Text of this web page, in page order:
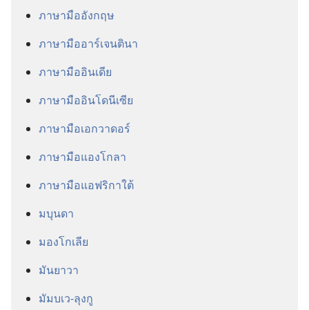
ภาษา​มือ​อังกฤษ
ภาษา​มือ​อาร์เจนตินา
ภาษา​มือ​อินเดีย
ภาษา​มือ​อินโดนีเซีย
ภาษา​มือ​เอกวาดอร์
ภาษา​มือ​แองโกลา
ภาษา​มือ​แอฟริกาใต้
มบุนดา
มองโกเลีย
มันยาวา
มัมบเว-ลุงกู